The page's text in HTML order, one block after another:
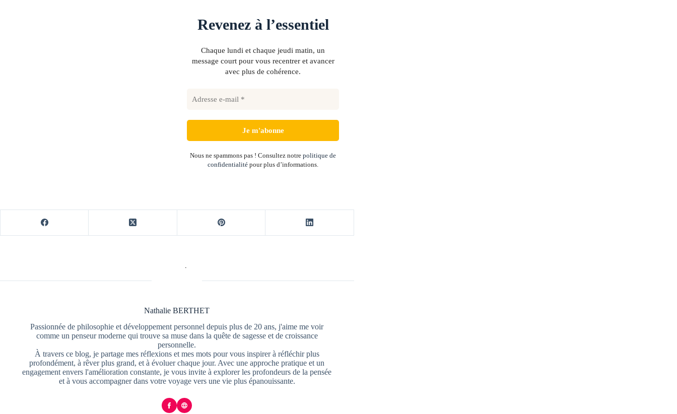
Revenez à l’essentiel
Chaque lundi et chaque jeudi matin, un
message court pour vous recentrer et avancer
avec plus de cohérence.
Nous ne spammons pas ! Consultez notrepolitique de
confidentialité pour plus d’informations.
Nathalie BERTHET
Passionnée de philosophie et développement personnel depuis plus de 20 ans, j'aime me voir
comme un penseur moderne qui trouve sa muse dans la quête de sagesse et de croissance
personnelle.
À travers ce blog, je partage mes réflexions et mes mots pour vous inspirer à réfléchir plus
profondément, à rêver plus grand, et à évoluer chaque jour. Avec une approche pratique et un
engagement envers l'amélioration constante, je vous invite à explorer les profondeurs de la pensée
et à vous accompagner dans votre voyage vers une vie plus épanouissante.